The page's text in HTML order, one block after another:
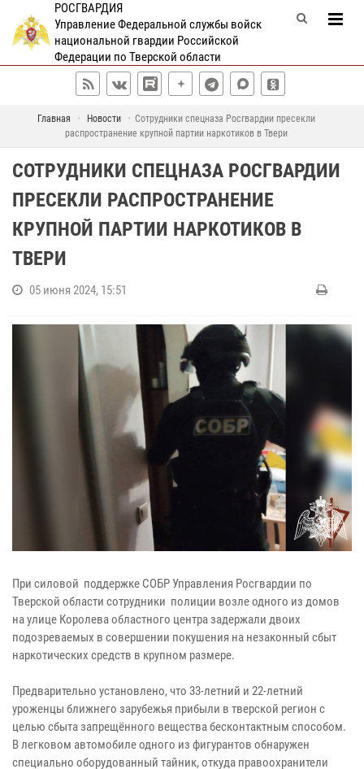
РОСГВАРДИЯ
Управление Федеральной службы войск
национальной гвардии Российской
Федерации по Тверской области
Главная Новости
Сотрудники спецназа Росгвардии пресекли
распространение крупной партии наркотиков в Твери
СОТРУДНИКИ СПЕЦНАЗА РОСГВАРДИИ
ПРЕСЕКЛИ РАСПРОСТРАНЕНИЕ
КРУПНОЙ ПАРТИИ НАРКОТИКОВ В
ТВЕРИ
05 июня 2024, 15:51
При силовой поддержке СОБР Управления Росгвардии по
Тверской области сотрудники полиции возле одного из домов
на улице Королева областного центра задержали двоих
подозреваемых в совершении покушения на незаконный сбыт
наркотических средств в крупном размере.
Предварительно установлено, что 33-летний и 22-летний
уроженцы ближнего зарубежья прибыли в тверской регион с
целью сбыта запрещённого вещества бесконтактным способом.
В легковом автомобиле одного из фигурантов обнаружен
специально оборудованный тайник, откуда правоохранители